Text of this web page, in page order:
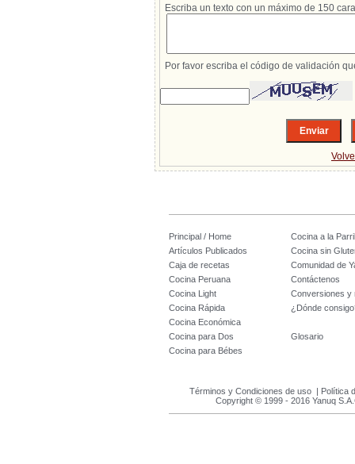
Escriba un texto con un máximo de 150
Por favor escriba el código de validación
Principal / Home
Cocina a la
Artículos Publicados
Cocina sin
Caja de recetas
Comunidad de
Cocina Peruana
Contáctenos
Cocina Light
Conversiones y
Cocina Rápida
¿Dónde
Cocina Económica
Cocina para Dos
Glosario
Cocina para Bébes
Términos y Condiciones de uso| Política
Copyright © 1999 - 2016 Yanuq